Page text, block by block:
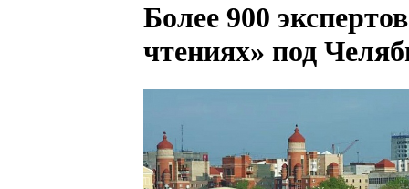
Более 900
чтениях» под